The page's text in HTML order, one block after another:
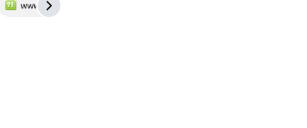
www.bolshoyvopros.ru